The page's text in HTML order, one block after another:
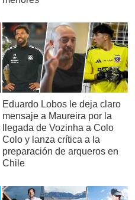
Eduardo Lobos le deja claro
mensaje a Maureira por la
llegada de Vozinha a Colo
Colo y lanza crítica a la
preparación de arqueros en
Chile